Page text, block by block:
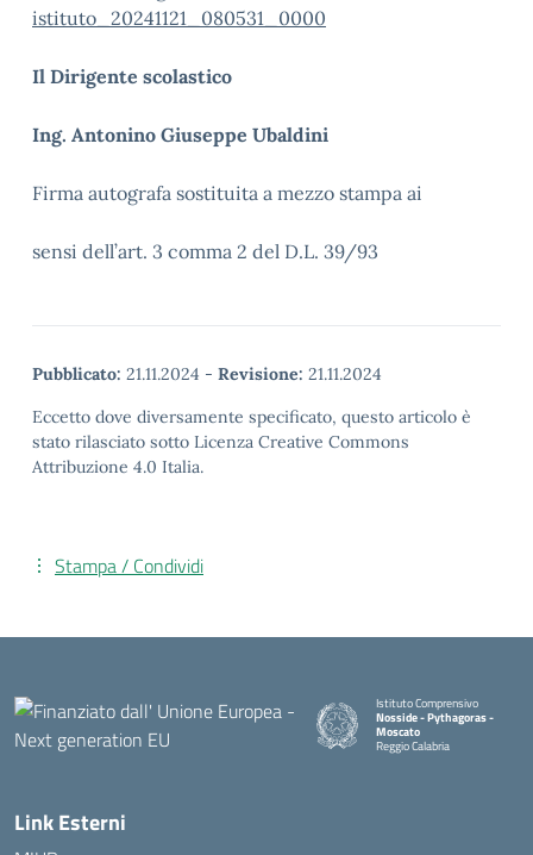
istituto_20241121_080531_0000
Il Dirigente scolastico
Ing. Antonino Giuseppe Ubaldini
Firma autografa sostituita a mezzo stampa ai
sensi dell’art. 3 comma 2 del D.L. 39/93
Pubblicato: 21.11.2024 - Revisione: 21.11.2024
Eccetto dove diversamente specificato, questo articolo è
stato rilasciato sotto Licenza Creative Commons
Attribuzione 4.0 Italia.
Stampa / Condividi
Istituto Comprensivo
Nosside - Pythagoras -
Moscato
Reggio Calabria
— Visita la pagina iniziale della
Link Esterni